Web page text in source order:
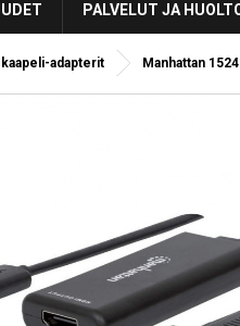
PALVELUT JA
adapterit Manhattan